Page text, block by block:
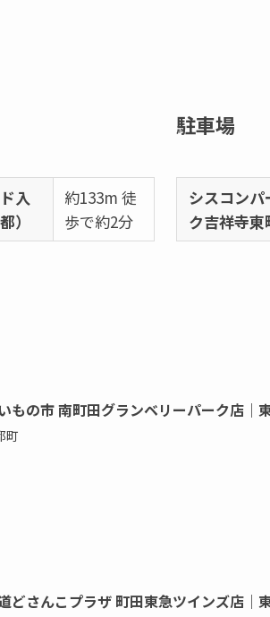
入
）
約133m 徒
歩で約2分
駐車場
シスコンパ
ク吉祥寺東
もの市 南町田グランベリーパーク店｜
町
どさんこプラザ 町田東急ツインズ店｜